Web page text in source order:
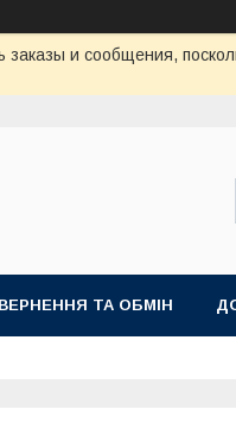
и сообщения,
ТА ОБМІН